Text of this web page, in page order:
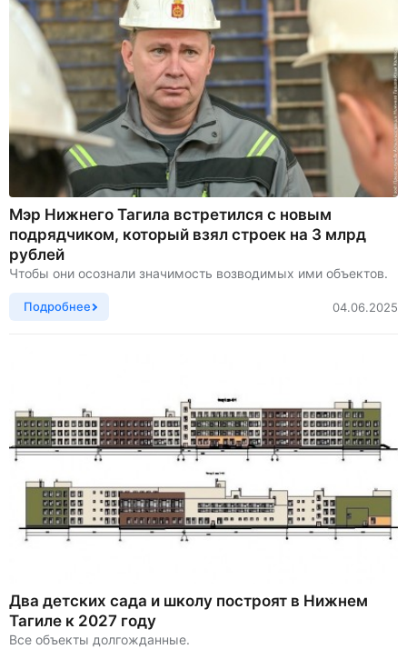
Мэр Нижнего Тагила встретился с новым
подрядчиком, который взял строек на 3 млрд
рублей
Чтобы они осознали значимость возводимых ими объектов.
Подробнее 04.06.2025
Два детских сада и школу построят в Нижнем
Тагиле к 2027 году
Все объекты долгожданные.